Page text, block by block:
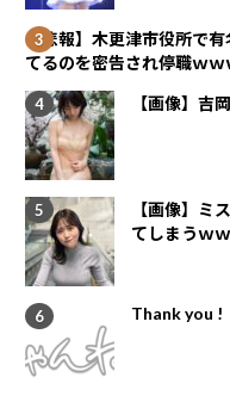
【悲報】木更津市役所で
てるのを密告され停職ｗ
【画像】吉
【画像】ミ
てしまうｗ
Thank you !